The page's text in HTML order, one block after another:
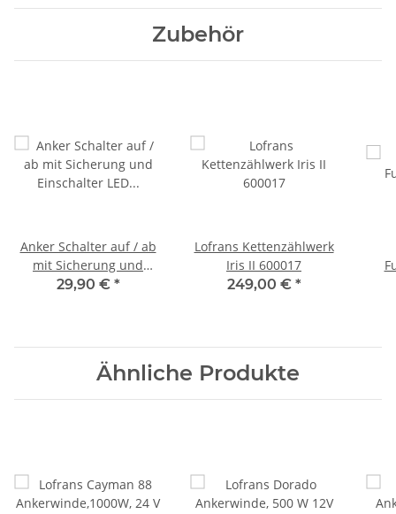
Zubehör
Anker Schalter auf / ab
mit Sicherung und
Einschalter LED
29,90 € *
Lofrans Kettenzählwerk
Iris II 600017
249,00 € *
Ähnliche Produkte